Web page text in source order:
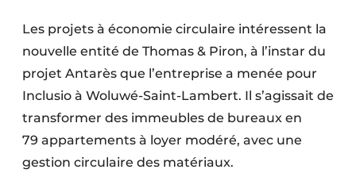
Les projets à économie circulaire intéressent la
nouvelle entité de Thomas & Piron, à l’instar du
projet Antarès que l’entreprise a menée pour
Inclusio à Woluwé-Saint-Lambert. Il s’agissait de
transformer des immeubles de bureaux en
79 appartements à loyer modéré, avec une
gestion circulaire des matériaux.